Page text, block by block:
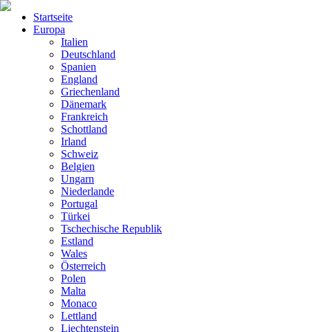
Startseite
Europa
Italien
Deutschland
Spanien
England
Griechenland
Dänemark
Frankreich
Schottland
Irland
Schweiz
Belgien
Ungarn
Niederlande
Portugal
Türkei
Tschechische Republik
Estland
Wales
Österreich
Polen
Malta
Monaco
Lettland
Liechtenstein